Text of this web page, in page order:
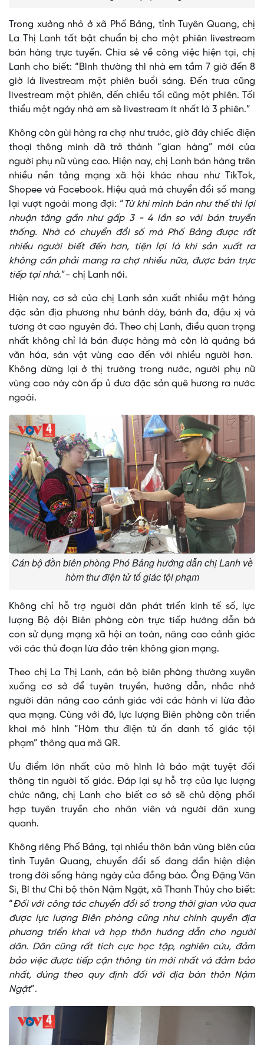
Trong xưởng nhỏ ở xã Phố Bảng, tỉnh Tuyên Quang, chị
La Thị Lanh tất bật chuẩn bị cho một phiên livestream
bán hàng trực tuyến. Chia sẻ về công việc hiện tại, chị
Lanh cho biết: “Bình thường thì nhà em tầm 7 giờ đến 8
giờ là livestream một phiên buổi sáng. Đến trưa cũng
livestream một phiên, đến chiều tối cũng một phiên. Tối
thiểu một ngày nhà em sẽ livestream ít nhất là 3 phiên.”
Không còn gùi hàng ra chợ như trước, giờ đây chiếc điện
thoại thông minh đã trở thành “gian hàng” mới của
người phụ nữ vùng cao. Hiện nay, chị Lanh bán hàng trên
nhiều nền tảng mạng xã hội khác nhau như TikTok,
Shopee và Facebook. Hiệu quả mà chuyển đổi số mang
lại vượt ngoài mong đợi: “ Từ khi mình bán như thế thì lợi
nhuận tăng gần như gấp 3 - 4 lần so với bán truyền
thống. Nhờ có chuyển đổi số mà Phố Bảng được rất
nhiều người biết đến hơn, tiện lợi là khi sản xuất ra
không cần phải mang ra chợ nhiều nữa, được bán trực
tiếp tại nhà.”- chị Lanh nói.
Hiện nay, cơ sở của chị Lanh sản xuất nhiều mặt hàng
đặc sản địa phương như bánh dày, bánh đa, đậu xị và
tương ớt cao nguyên đá. Theo chị Lanh, điều quan trọng
nhất không chỉ là bán được hàng mà còn là quảng bá
văn hóa, sản vật vùng cao đến với nhiều người hơn.
Không dừng lại ở thị trường trong nước, người phụ nữ
vùng cao này còn ấp ủ đưa đặc sản quê hương ra nước
ngoài.
Cán bộ đồn biên phòng Phó Bảng hướng dẫn chị Lanh về
hòm thư điện tử tố giác tội phạm
Không chỉ hỗ trợ người dân phát triển kinh tế số, lực
lượng Bộ đội Biên phòng còn trực tiếp hướng dẫn bà
con sử dụng mạng xã hội an toàn, nâng cao cảnh giác
với các thủ đoạn lừa đảo trên không gian mạng.
Theo chị La Thị Lanh, cán bộ biên phòng thường xuyên
xuống cơ sở để tuyên truyền, hướng dẫn, nhắc nhở
người dân nâng cao cảnh giác với các hành vi lừa đảo
qua mạng. Cùng với đó, lực lượng Biên phòng còn triển
khai mô hình “Hòm thư điện tử ẩn danh tố giác tội
phạm” thông qua mã QR.
Ưu điểm lớn nhất của mô hình là bảo mật tuyệt đối
thông tin người tố giác. Đáp lại sự hỗ trợ của lực lượng
chức năng, chị Lanh cho biết cơ sở sẽ chủ động phối
hợp tuyên truyền cho nhân viên và người dân xung
quanh.
Không riêng Phố Bảng, tại nhiều thôn bản vùng biên của
tỉnh Tuyên Quang, chuyển đổi số đang dần hiện diện
trong đời sống hàng ngày của đồng bào. Ông Đặng Văn
Si, Bí thư Chi bộ thôn Nậm Ngặt, xã Thanh Thủy cho biết:
“Đối với công tác chuyển đổi số trong thời gian vừa qua
được lực lượng Biên phòng cũng như chính quyền địa
phương triển khai và họp thôn hướng dẫn cho người
dân. Dân cũng rất tích cực học tập, nghiên cứu, đảm
bảo việc được tiếp cận thông tin mới nhất và đảm bảo
nhất, đúng theo quy định đối với địa bàn thôn Nậm
Ngặt”.